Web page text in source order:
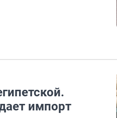
импорт